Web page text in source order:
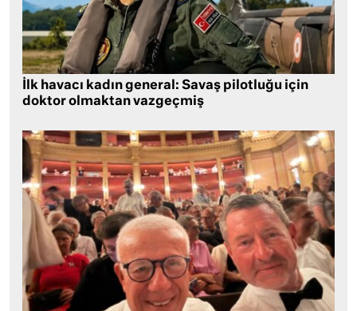
İlk havacı kadın general: Savaş pilotluğu için
doktor olmaktan vazgeçmiş